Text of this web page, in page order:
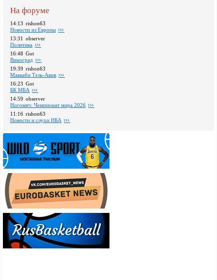
На форуме
14:13 rishon63
Новости из Европы
13:31 observer
Политика
16:48 Got
Виноград
19:39 rishon63
Маккаби Тель-Авив
16:23 Got
БК МБА
14:59 observer
Ногомяч: Чемпионат мира 2026
11:16 rishon63
Новости и слухи НБА